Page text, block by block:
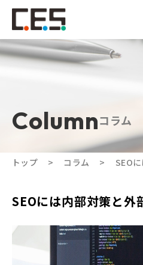
コラム
トップ コラム SEO
SEOには内部対策と外